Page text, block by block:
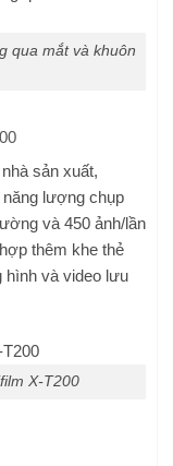
qua mắt và khuôn
sản xuất,
năng lượng chụp
và 450 ảnh/lần
thêm khe thẻ
hình và video lưu
X-T200